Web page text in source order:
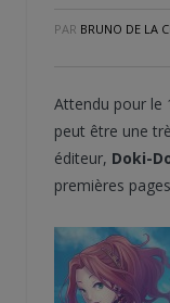
PAR BRUNO DE LA
Attendu pour le
peut être une
éditeur, Doki-
premières